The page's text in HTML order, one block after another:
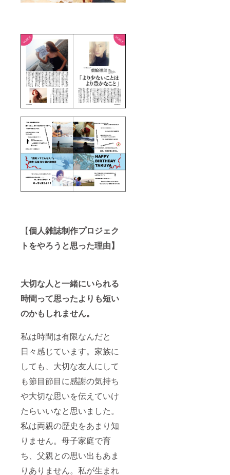
【個人雑誌制作プロジェク
トをやろうと思った理由】
大切な人と一緒にいられる
時間って思ったよりも短い
のかもしれません。
私は時間は有限なんだと
日々感じています。家族に
しても、大切な友人にして
も節目節目に感謝の気持ち
や大切な思いを伝えていけ
たらいいなと思いました。
私は両親の歴史をあまり知
りません。母子家庭で育
ち、父親との思い出もあま
りありません。私が生まれ